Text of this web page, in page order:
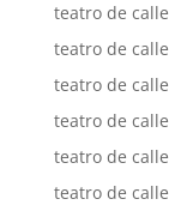
teatro de
teatro de
teatro de
teatro de
teatro de
teatro de